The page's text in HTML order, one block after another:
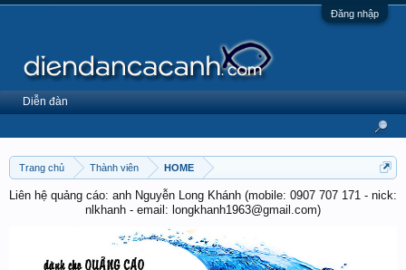
Đăng nhập
Trang chủ Thành viên HOME
Liên hệ quảng cáo: anh Nguyễn Long Khánh (mobile: 0907 707 171 - nick:
nlkhanh - email: longkhanh1963@gmail.com)
Diễn đàn